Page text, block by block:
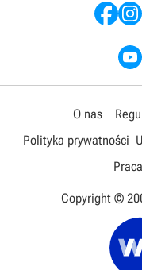
O nas
Polityka prywatności
Praca
Copyright ©